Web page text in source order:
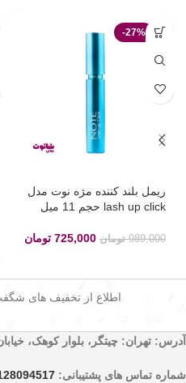
-27%
ریمل بلند کننده مژه نوت مدل
lash up click حجم 11 میل
989,000 تومان 725,000 تومان
اطلاع از تخفیف های
آدرس: تهران: چیتگر، بلوار کوهک،
شماره تماس های پشتیبانی: